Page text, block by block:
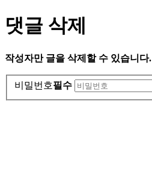
댓글 삭제
작성자만 글을 삭제할 수 있습니다.
비밀번호필수